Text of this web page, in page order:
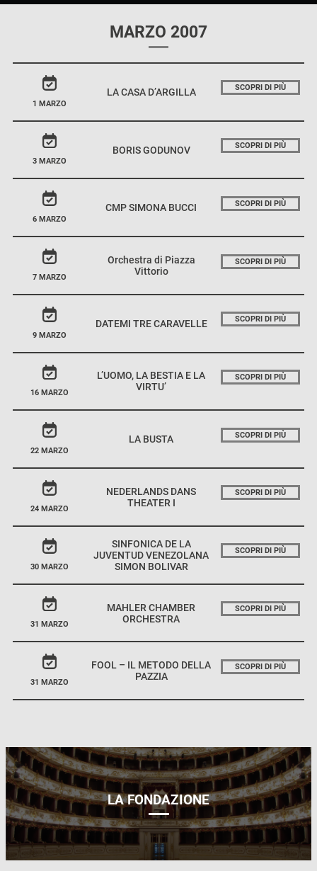
MARZO 2007
1 MARZO
LA CASA D’ARGILLA SCOPRI DI PIÙ
3 MARZO
BORIS GODUNOV SCOPRI DI PIÙ
6 MARZO
CMP SIMONA BUCCI SCOPRI DI PIÙ
7 MARZO
Orchestra di Piazza
Vittorio
SCOPRI DI PIÙ
9 MARZO
DATEMI TRE CARAVELLE SCOPRI DI PIÙ
16 MARZO
L’UOMO, LA BESTIA E LA
VIRTU’
SCOPRI DI PIÙ
22 MARZO
LA BUSTA SCOPRI DI PIÙ
24 MARZO
NEDERLANDS DANS
THEATER I
SCOPRI DI PIÙ
30 MARZO
SINFONICA DE LA
JUVENTUD VENEZOLANA
SIMON BOLIVAR
SCOPRI DI PIÙ
31 MARZO
MAHLER CHAMBER
ORCHESTRA
SCOPRI DI PIÙ
31 MARZO
FOOL – IL METODO DELLA
PAZZIA
SCOPRI DI PIÙ
LA FONDAZIONE